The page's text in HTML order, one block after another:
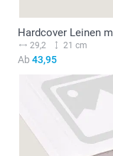
Hardcover Leinen
29,2 21 cm
Ab 43,95